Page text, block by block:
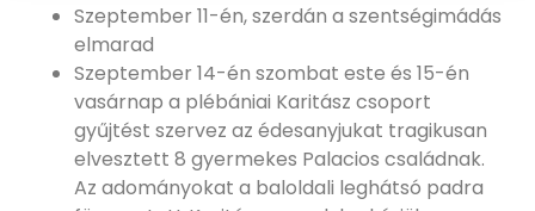
Szeptember 11-én, szerdán a szentségimádás
elmarad
Szeptember 14-én szombat este és 15-én
vasárnap a plébániai Karitász csoport
gyűjtést szervez az édesanyjukat tragikusan
elvesztett 8 gyermekes Palacios családnak.
Az adományokat a baloldali leghátsó padra